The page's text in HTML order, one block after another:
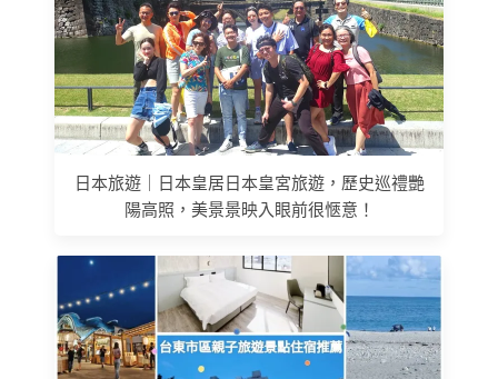
日本旅遊｜日本皇居日本皇宮旅遊，歷史巡禮艷
陽高照，美景景映入眼前很愜意！